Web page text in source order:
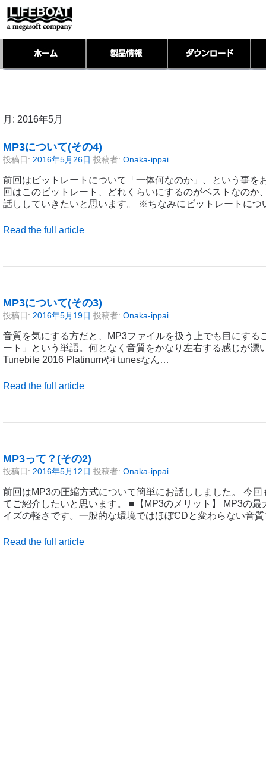
月: 2016年5月
MP3について(その4)
投稿日: 2016年5月26日 投稿者: Onaka-ippai
前回はビットレートについて「一体何なのか」、という事を
回はこのビットレート、どれくらいにするのがベストなのか
話ししていきたいと思います。 ※ちなみにビットレートに
Read the full article
MP3について(その3)
投稿日: 2016年5月19日 投稿者: Onaka-ippai
音質を気にする方だと、MP3ファイルを扱う上でも目にする
ート」という単語。何となく音質をかなり左右する感じが漂
Tunebite 2016 Platinumやi tunesなん…
Read the full article
MP3って？(その2)
投稿日: 2016年5月12日 投稿者: Onaka-ippai
前回はMP3の圧縮方式について簡単にお話ししました。 今
てご紹介したいと思います。 ■【MP3のメリット】 MP3の最
イズの軽さです。一般的な環境ではほぼCDと変わらない音
Read the full article